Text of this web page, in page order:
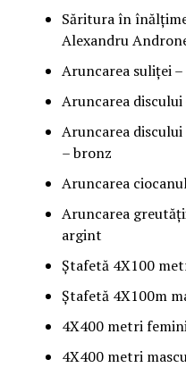
Săritura în
Alexandru
Aruncarea suliţei
Aruncarea discului
Aruncarea
– bronz
Aruncarea
Aruncarea
argint
Ştafetă 4X100
Ştafetă 4X100m
4X400 metri
4X400 metri